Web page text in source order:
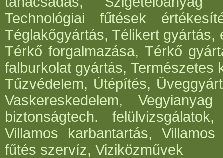
Technológiai fűtések
Téglakőgyártás, Télikert gyártás,
Térkő forgalmazása, Térkő
falburkolat gyártás, Természetes
Tűzvédelem, Útépítés,
Vaskereskedelem,
biztonságtech.
Villamos karbantartás,
fűtés szervíz, Viziközművek